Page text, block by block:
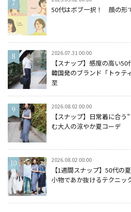
50代はボブ一択！ 顔の形
2026.07.31 00:00
【スナップ】感度の高い
韓国発のブランド「トゥテ
至
2026.08.02 00:00
【スナップ】日常着に合
む大人の涼やか夏コーデ
2026.08.02 00:00
【1週間スナップ】50代の
小物であか抜けるテクニッ